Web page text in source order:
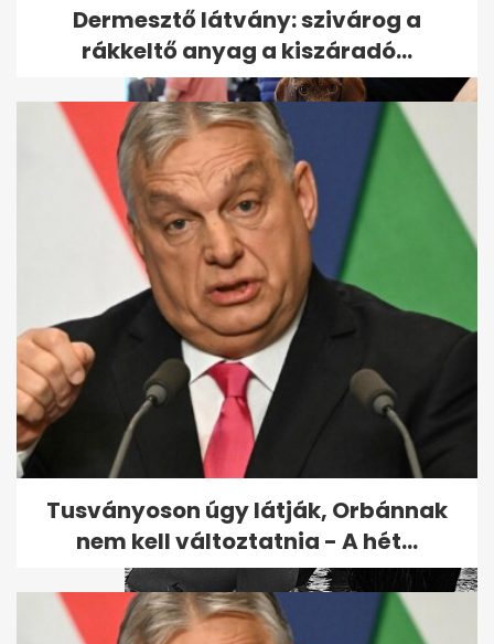
Elismerték, hogy egy helyen
biztosan törvénytelen volt a...
Dermesztő látvány: szivárog a
rákkeltő anyag a kiszáradó...
Tusványoson úgy látják, Orbánnak
nem kell változtatnia - A hét...